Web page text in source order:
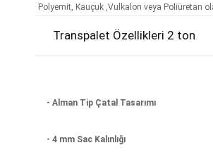
Polyemit, Kauçuk ,Vulkalon veya Poliüretan
Transpalet Özellikleri 2 ton
- Alman Tip Çatal Tasarımı
- 4 mm Sac Kalınlığı